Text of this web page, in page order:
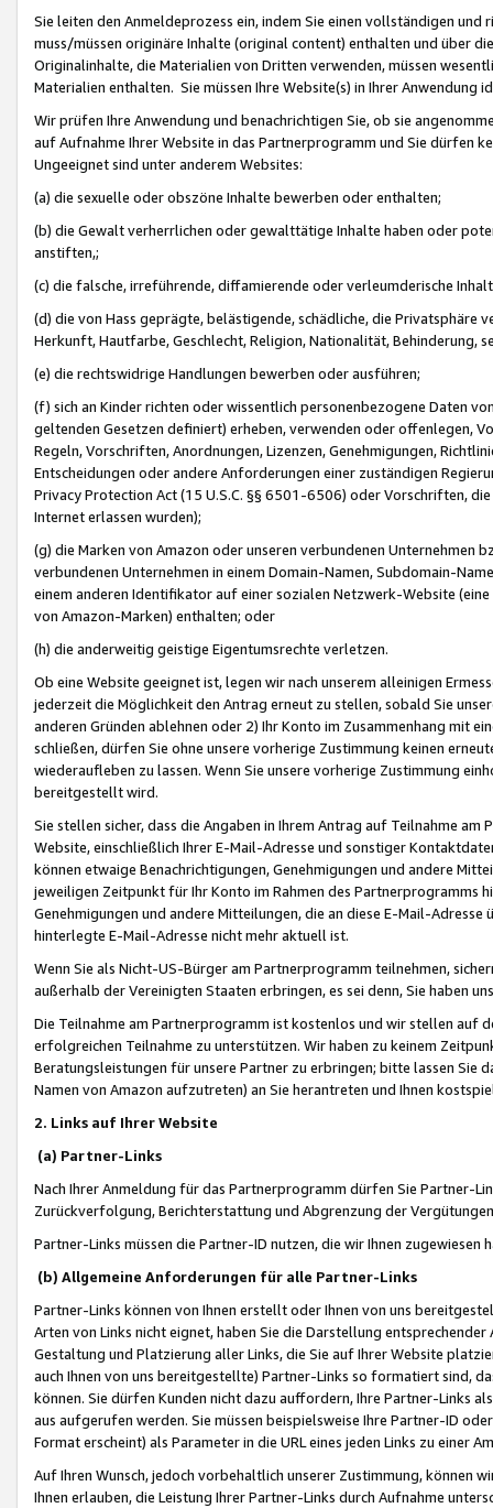
Sie leiten den Anmeldeprozess ein, indem Sie einen vollständigen
muss/müssen originäre Inhalte (original content) enthalten und über
Originalinhalte, die Materialien von Dritten verwenden, müssen
Materialien enthalten. Sie müssen Ihre Website(s) in Ihrer Anwendung
Wir prüfen Ihre Anwendung und benachrichtigen Sie, ob sie
auf Aufnahme Ihrer Website in das Partnerprogramm und Sie dürfen
Ungeeignet sind unter anderem Websites:
(a) die sexuelle oder obszöne Inhalte bewerben oder enthalten;
(b) die Gewalt verherrlichen oder gewalttätige Inhalte haben oder
anstiften,;
(c) die falsche, irreführende, diffamierende oder verleumderische
(d) die von Hass geprägte, belästigende, schädliche, die Privatsphäre
Herkunft, Hautfarbe, Geschlecht, Religion, Nationalität, Behinderung,
(e) die rechtswidrige Handlungen bewerben oder ausführen;
(f) sich an Kinder richten oder wissentlich personenbezogene Daten
geltenden Gesetzen definiert) erheben, verwenden oder offenlegen,
Regeln, Vorschriften, Anordnungen, Lizenzen, Genehmigungen,
Entscheidungen oder andere Anforderungen einer zuständigen
Privacy Protection Act (15 U.S.C. §§ 6501-6506) oder Vorschriften,
Internet erlassen wurden);
(g) die Marken von Amazon oder unseren verbundenen Unternehmen
verbundenen Unternehmen in einem Domain-Namen, Subdomain-
einem anderen Identifikator auf einer sozialen Netzwerk-Website
von Amazon-Marken) enthalten; oder
(h) die anderweitig geistige Eigentumsrechte verletzen.
Ob eine Website geeignet ist, legen wir nach unserem alleinigen
jederzeit die Möglichkeit den Antrag erneut zu stellen, sobald Sie
anderen Gründen ablehnen oder 2) Ihr Konto im Zusammenhang mit
schließen, dürfen Sie ohne unsere vorherige Zustimmung keinen
wiederaufleben zu lassen. Wenn Sie unsere vorherige Zustimmung
bereitgestellt wird.
Sie stellen sicher, dass die Angaben in Ihrem Antrag auf Teilnahme
Website, einschließlich Ihrer E-Mail-Adresse und sonstiger
können etwaige Benachrichtigungen, Genehmigungen und andere
jeweiligen Zeitpunkt für Ihr Konto im Rahmen des Partnerprogramms
Genehmigungen und andere Mitteilungen, die an diese E-Mail-
hinterlegte E-Mail-Adresse nicht mehr aktuell ist.
Wenn Sie als Nicht-US-Bürger am Partnerprogramm teilnehmen,
außerhalb der Vereinigten Staaten erbringen, es sei denn, Sie haben
Die Teilnahme am Partnerprogramm ist kostenlos und wir stellen auf
erfolgreichen Teilnahme zu unterstützen. Wir haben zu keinem
Beratungsleistungen für unsere Partner zu erbringen; bitte lassen Sie
Namen von Amazon aufzutreten) an Sie herantreten und Ihnen
2. Links auf Ihrer Website
(a) Partner-Links
Nach Ihrer Anmeldung für das Partnerprogramm dürfen Sie Partner-
Zurückverfolgung, Berichterstattung und Abgrenzung der
Partner-Links müssen die Partner-ID nutzen, die wir Ihnen zugewiesen
(b) Allgemeine Anforderungen für alle Partner-Links
Partner-Links können von Ihnen erstellt oder Ihnen von uns
Arten von Links nicht eignet, haben Sie die Darstellung
Gestaltung und Platzierung aller Links, die Sie auf Ihrer Website
auch Ihnen von uns bereitgestellte) Partner-Links so formatiert sind,
können. Sie dürfen Kunden nicht dazu auffordern, Ihre Partner-Links
aus aufgerufen werden. Sie müssen beispielsweise Ihre Partner-ID
Format erscheint) als Parameter in die URL eines jeden Links zu einer
Auf Ihren Wunsch, jedoch vorbehaltlich unserer Zustimmung, können
Ihnen erlauben, die Leistung Ihrer Partner-Links durch Aufnahme